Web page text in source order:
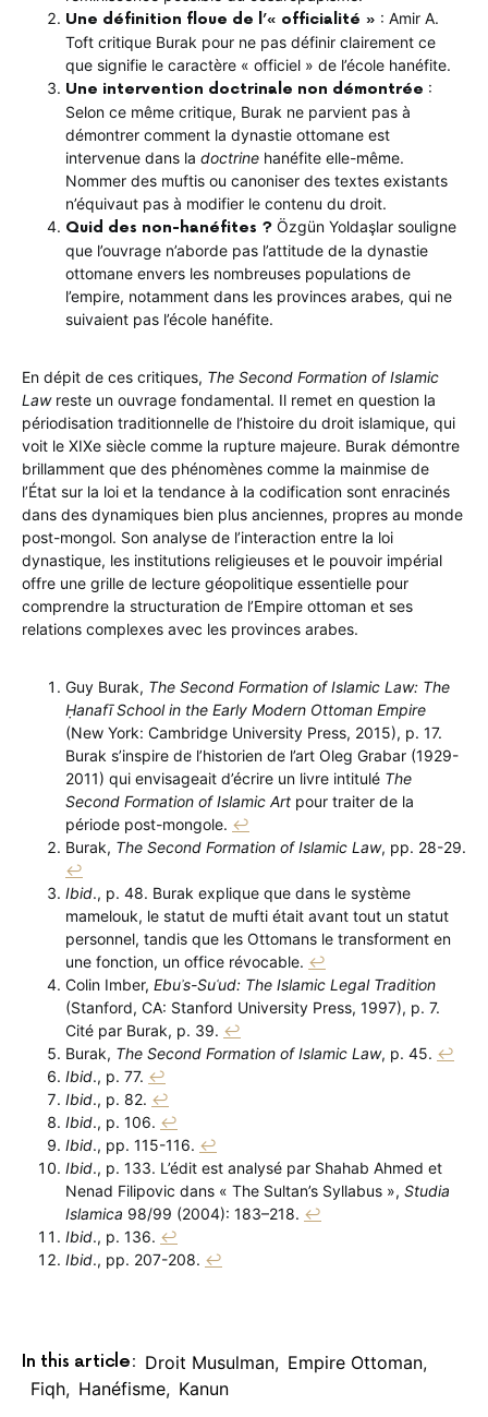
Une définition floue de l’« officialité » : Amir A.
Toft critique Burak pour ne pas définir clairement ce
que signifie le caractère « officiel » de l’école hanéfite.
Une intervention doctrinale non démontrée :
Selon ce même critique, Burak ne parvient pas à
démontrer comment la dynastie ottomane est
intervenue dans la doctrine hanéfite elle-même.
Nommer des muftis ou canoniser des textes existants
n’équivaut pas à modifier le contenu du droit.
Quid des non-hanéfites ? Özgün Yoldaşlar souligne
que l’ouvrage n’aborde pas l’attitude de la dynastie
ottomane envers les nombreuses populations de
l’empire, notamment dans les provinces arabes, qui ne
suivaient pas l’école hanéfite.
En dépit de ces critiques, The Second Formation of Islamic
Lawreste un ouvrage fondamental. Il remet en question la
périodisation traditionnelle de l’histoire du droit islamique, qui
voit le XIXe siècle comme la rupture majeure. Burak démontre
brillamment que des phénomènes comme la mainmise de
l’État sur la loi et la tendance à la codification sont enracinés
dans des dynamiques bien plus anciennes, propres au monde
post-mongol. Son analyse de l’interaction entre la loi
dynastique, les institutions religieuses et le pouvoir impérial
offre une grille de lecture géopolitique essentielle pour
comprendre la structuration de l’Empire ottoman et ses
relations complexes avec les provinces arabes.
Guy Burak, The Second Formation of Islamic Law: The
Ḥanafī School in the Early Modern Ottoman Empire
(New York: Cambridge University Press, 2015), p. 17.
Burak s’inspire de l’historien de l’art Oleg Grabar (1929-
2011) qui envisageait d’écrire un livre intitulé The
Second Formation of Islamic Art pour traiter de la
période post-mongole. ↩︎
Burak, The Second Formation of Islamic Law, pp. 28-29.
↩︎
Ibid., p. 48. Burak explique que dans le système
mamelouk, le statut de mufti était avant tout un statut
personnel, tandis que les Ottomans le transforment en
une fonction, un office révocable. ↩︎
Colin Imber, Ebuʾs-Suʿud: The Islamic Legal Tradition
(Stanford, CA: Stanford University Press, 1997), p. 7.
Cité par Burak, p. 39. ↩︎
Burak, The Second Formation of Islamic Law, p. 45. ↩︎
Ibid., p. 77. ↩︎
Ibid., p. 82. ↩︎
Ibid., p. 106. ↩︎
Ibid., pp. 115-116. ↩︎
Ibid., p. 133. L’édit est analysé par Shahab Ahmed et
Nenad Filipovic dans « The Sultan’s Syllabus », Studia
Islamica 98/99 (2004): 183–218. ↩︎
Ibid., p. 136. ↩︎
Ibid., pp. 207-208. ↩︎
In this article: Droit Musulman, Empire Ottoman,
Fiqh, Hanéfisme, Kanun